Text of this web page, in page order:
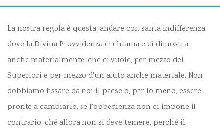
La nostra regola è questa: andare con santa indifferenza
dove la Divina Provvidenza ci chiama e ci dimostra,
anche materialmente, che ci vuole, per mezzo dei
Superiori e per mezzo d'un aiuto anche materiale. Non
dobbiamo fissare da noi il paese o, per lo meno, essere
pronte a cambiarlo, se l'obbedienza non ci impone il
contrario, ché allora non si deve temere, perché il